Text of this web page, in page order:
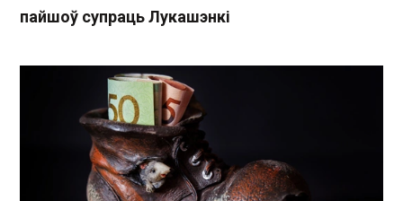
пайшоў супраць Лукашэнкі